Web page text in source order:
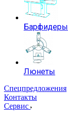
Барфидеры
Люнеты
Спецпредложения
Контакты
Сервис